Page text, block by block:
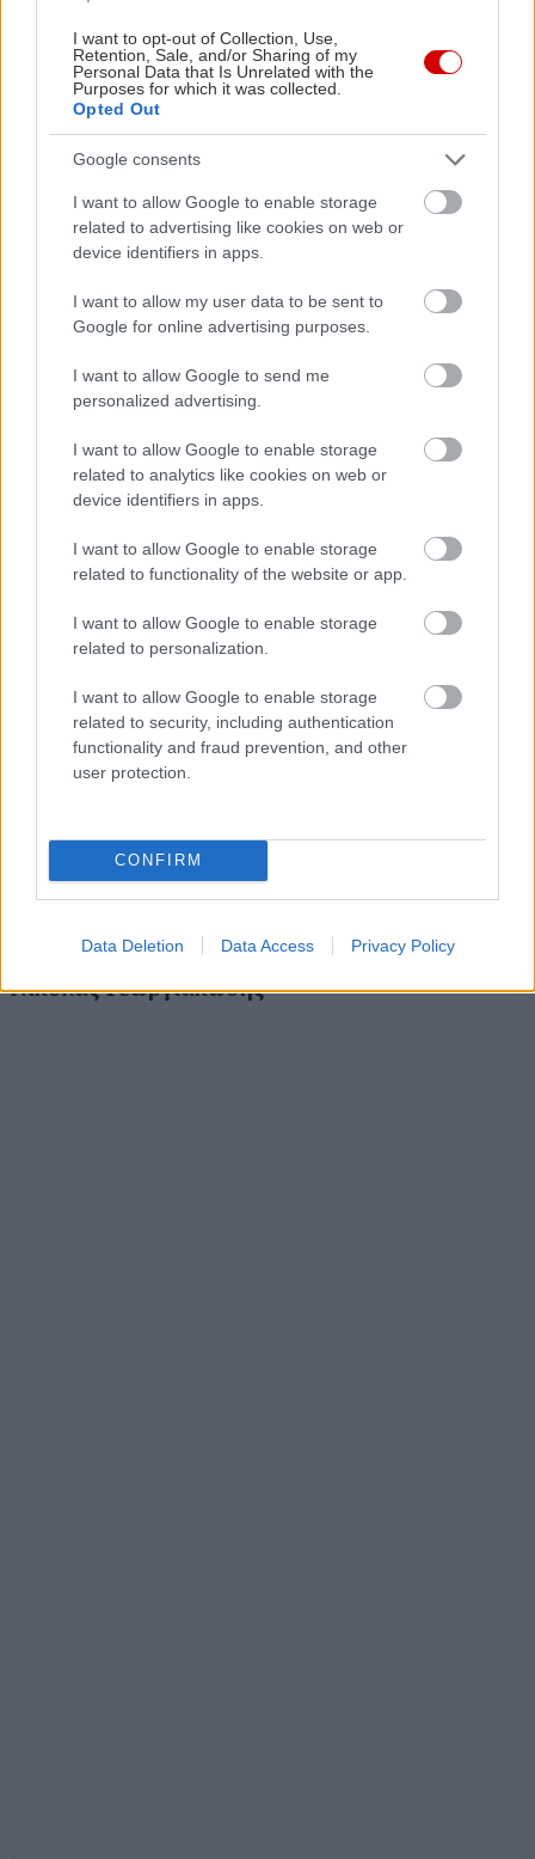
I want to opt-out of Collection, Use,
Retention, Sale, and/or Sharing of my
Personal Data that Is Unrelated with the
Purposes for which it was collected.
Opted Out
Google consents
I want to allow Google to enable storage
related to advertising like cookies on web or
device identifiers in apps.
I want to allow my user data to be sent to
Google for online advertising purposes.
I want to allow Google to send me
personalized advertising.
I want to allow Google to enable storage
related to analytics like cookies on web or
device identifiers in apps.
I want to allow Google to enable storage
related to functionality of the website or app.
I want to allow Google to enable storage
related to personalization.
I want to allow Google to enable storage
related to security, including authentication
functionality and fraud prevention, and other
user protection.
CONFIRM
Data Deletion Data Access Privacy Policy
επικοινωνεί– και φιλοξενεί έναν μίνι ζωολογικό
κήπο, παιδική χαρά, δύο λιμνούλες, και το café Ο
Κήπος για ηλιόλουστες δόσεις καφεΐνης.
γειτονικούς δήμους του Γαλατσίου δεν υπάρχει
περίπτωση να μην το θυμούνται ως το «άλσος για
γυμναστική». Σε κάτι λιγότερο από είκοσι λεπτά
από την Αθήνα, είστε σε έναν χώρο όπου και
βόλτες θα κάνετε πεζοί ή με ποδήλατο και
πράσινο θα δείτε και τα πιτσιρίκια θα φέρετε
χωρίς έγνοιες και θα γυμναστείτε και θα πιείτε
χαλαρά τον καφέ σας υπό τον ίσκιο των πεύκων.
Διαβάστε περισσότερα -
πάει… πάρκο
Νικόλας Γεωργιακώδης